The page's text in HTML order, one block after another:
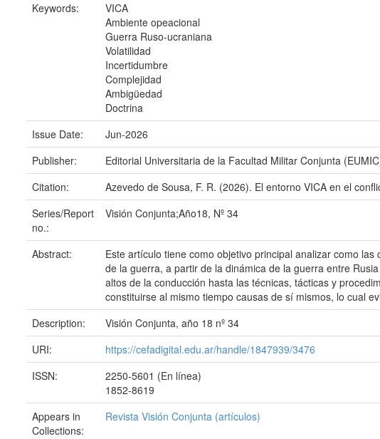
Keywords:
VICA
Ambiente opeacional
Guerra Ruso-ucraniana
Volatilidad
Incertidumbre
Complejidad
Ambigüedad
Doctrina
Issue Date:
Jun-2026
Publisher:
Editorial Universitaria de la Facultad Militar Conjunta
Citation:
Azevedo de Sousa, F. R. (2026). El entorno VICA en el
Series/Report
no.:
Visión Conjunta;Año18, Nº 34
Abstract:
Este artículo tiene como objetivo principal analizar como
de la guerra, a partir de la dinámica de la guerra entre
altos de la conducción hasta las técnicas, tácticas y
constituirse al mismo tiempo causas de sí mismos, lo cual
Description:
Visión Conjunta, año 18 nº 34
URI:
https://cefadigital.edu.ar/handle/1847939/3476
ISSN:
2250-5601 (En línea)
1852-8619
Appears in
Collections:
Revista Visión Conjunta (artículos)